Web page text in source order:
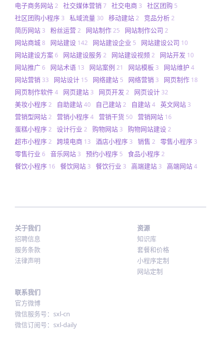
电子商务网站2 社交媒体营销 7 社交电商 3 社区团购 5
社区团购小程序 3 私域流量 30 移动建站2 竞品分析2
简历网站 3 粉丝运营2 网站制作25 网站制作公司 2
网站商城8 网站建设 142 网站建设企业 5 网站建设公司 10
网站建设方案6 网站建设服务2 网站建设视频2 网站开发 10
网站推广6 网站术语 13 网站案例 21 网站模板 3 网站维护 4
网站营销 33 网站设计 15 网络建站 5 网络营销 3 网页制作 18
网页制作软件4 网页建站 3 网页开发 2 网页设计 32
美妆小程序2 自助建站40 自己建站2 自建站4 英文网站 3
营销型网站2 营销小程序4 营销干货 50 营销网站 16
蛋糕小程序2 设计行业 2 购物网站 3 购物网站建设2
超市小程序2 跨境电商 13 酒店小程序 3 销售 2 零售小程序 3
零售行业 6 音乐网站 3 预约小程序 5 食品小程序2
餐饮小程序 16 餐饮网站 3 餐饮行业 3 高端建站 3 高端网站4
关于我们
招聘信息
服务条款
法律声明
资源
知识库
套餐和价格
小程序定制
网站定制
联系我们
官方微博
微信服务号：sxl-cn
微信订阅号：sxl-daily